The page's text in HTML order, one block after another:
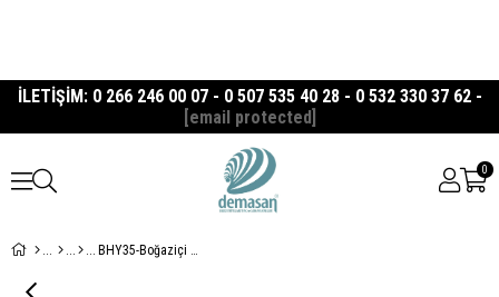
İLETİŞİM: 0 266 246 00 07 - 0 507 535 40 28 - 0 532 330 37 62 -
[email protected]
0
BHY35-Boğaziçi 35 Kg Hamur Yoğurma Makinesi